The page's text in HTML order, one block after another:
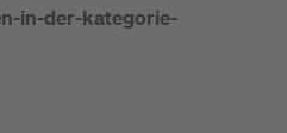
in-der-kategorie-